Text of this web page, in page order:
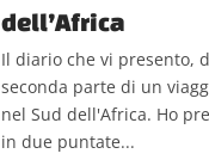
dell’Africa
Il diario che vi presento,
seconda parte di un
nel Sud dell'Africa. Ho
in due puntate...